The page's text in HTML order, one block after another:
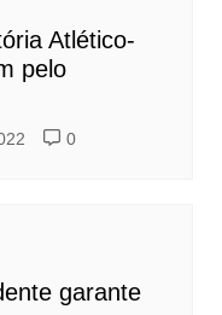
Atlético-
pelo
0
garante